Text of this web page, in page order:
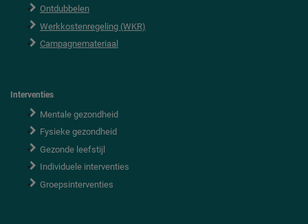
Ontdubbelen
Werkkostenregeling (WKR)
Campagnemateriaal
Interventies
Mentale gezondheid
Fysieke gezondheid
Gezonde leefstijl
Individuele interventies
Groepsinterventies